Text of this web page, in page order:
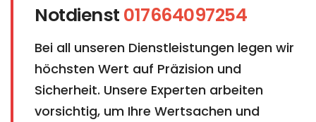
Notdienst017664097254
Bei all unseren Dienstleistungen legen wir
höchsten Wert auf Präzision und
Sicherheit. Unsere Experten arbeiten
vorsichtig, um Ihre Wertsachen und